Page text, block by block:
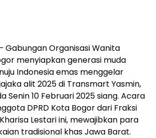
Gabungan Organisasi Wanita
menyiapkan generasi muda
Indonesia emas menggelar
alit 2025 di Transmart Yasmin,
Senin 10 Februari 2025 siang. Acara
DPRD Kota Bogor dari Fraksi
Lestari ini, mewajibkan para
tradisional khas Jawa Barat.